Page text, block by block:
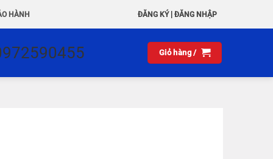
HÀNH ĐĂNG KÝ| ĐĂNG NHẬP
Giỏ hàng /